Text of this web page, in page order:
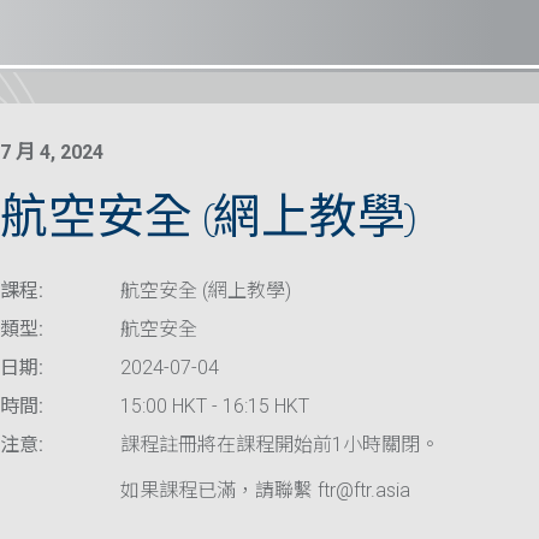
7 月 4, 2024
航空安全 (網上教學)
課程:
航空安全 (網上教學)
類型:
航空安全
日期:
2024-07-04
時間:
15:00 HKT - 16:15 HKT
注意:
課程註冊將在課程開始前1小時關閉。
如果課程已滿，請聯繫 ftr@ftr.asia